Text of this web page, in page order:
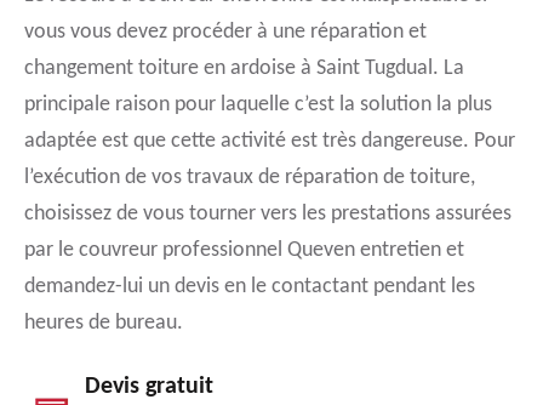
vous vous devez procéder à une réparation et
changement toiture en ardoise à Saint Tugdual. La
principale raison pour laquelle c’est la solution la plus
adaptée est que cette activité est très dangereuse. Pour
l’exécution de vos travaux de réparation de toiture,
choisissez de vous tourner vers les prestations assurées
par le couvreur professionnel Queven entretien et
demandez-lui un devis en le contactant pendant les
heures de bureau.
Devis gratuit